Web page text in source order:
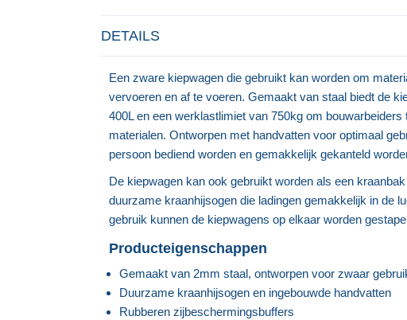
DETAILS
Een zware kiepwagen die gebruikt kan worden om
vervoeren en af te voeren. Gemaakt van staal biedt de
400L en een werklastlimiet van 750kg om
materialen. Ontworpen met handvatten voor optimaal
persoon bediend worden en gemakkelijk gekanteld
De kiepwagen kan ook gebruikt worden als een
duurzame kraanhijsogen die ladingen gemakkelijk in de
gebruik kunnen de kiepwagens op elkaar worden
Producteigenschappen
Gemaakt van 2mm staal, ontworpen voor zwaar
Duurzame kraanhijsogen en ingebouwde handvatten
Rubberen zijbeschermingsbuffers